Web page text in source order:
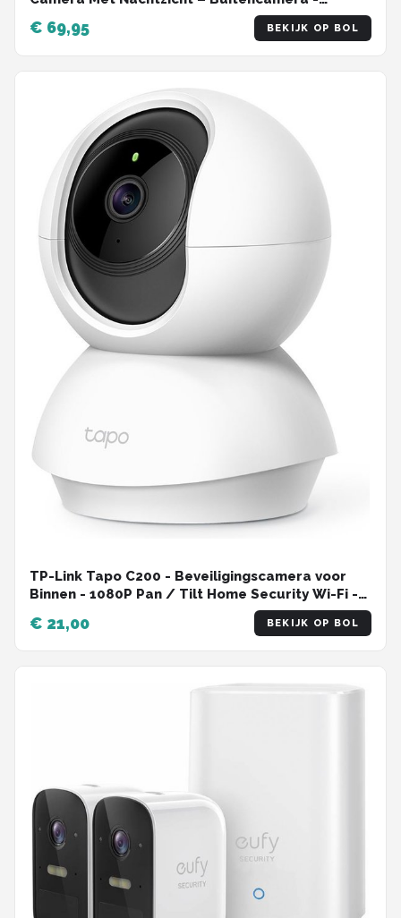
Security camera - 3K HD 5MP - Met WiFi en APP -
Incl. 64GB SD - Zwart
€ 69,95 BEKIJK OP BOL
TP-Link Tapo C200 - Beveiligingscamera voor
Binnen - 1080P Pan / Tilt Home Security Wi-Fi -
€ 21,00 BEKIJK OP BOL